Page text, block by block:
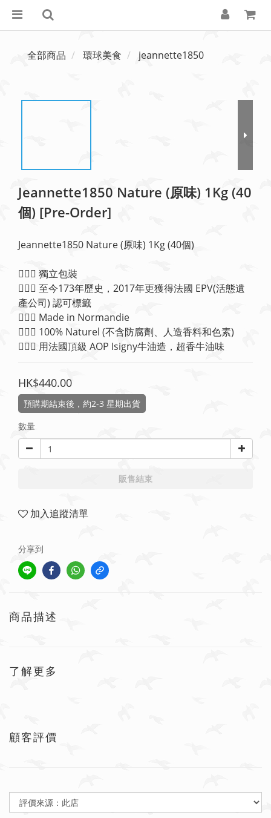
全部商品 環球美食 jeannette1850
Jeannette1850 Nature (原味) 1Kg (40
個) [Pre-Order]
Jeannette1850 Nature (原味) 1Kg (40個)
💁🏻‍♀️ 獨立包裝
💁🏻‍♀️ 至今173年歷史，2017年更獲得法國 EPV(活態遺
產公司) 認可標籤
💁🏻‍♀️ Made in Normandie
💁🏻‍♀️ 100% Naturel (不含防腐劑、人造香料和色素)
💁🏻‍♀️ 用法國頂級 AOP Isigny牛油造，超香牛油味
HK$440.00
預購期結束後，約2-3 星期出貨
數量
販售結束
加入追蹤清單
分享到
商品描述
了解更多
顧客評價